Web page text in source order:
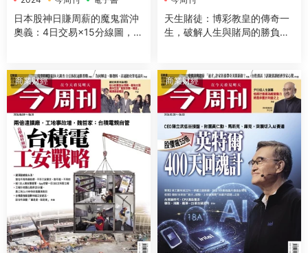
日本股神日賺周薪的魔鬼當沖
奧義：4日交易×15分線圖，用
天生賭徒：博彩教皇的傳奇一
生，破解人生與賭局的勝負關
商業财經 商業财經